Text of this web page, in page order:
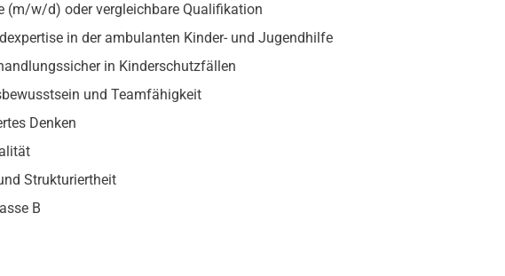
(m/w/d) oder vergleichbare Qualifikation
in der ambulanten Kinder- und Jugendhilfe
in Kinderschutzfällen
und Teamfähigkeit
Denken
Strukturiertheit
B